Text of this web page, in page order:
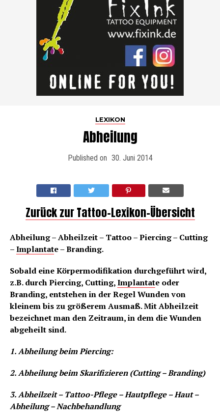
LEXIKON
Abheilung
Published on 30. Juni 2014
Zurück zur Tattoo-Lexikon-Übersicht
Abheilung – Abheilzeit – Tattoo – Piercing – Cutting
–Implantate – Branding.
Sobald eine Körpermodifikation durchgeführt wird,
z.B. durch Piercing, Cutting,Implantate oder
Branding, entstehen in der Regel Wunden von
kleinem bis zu größerem Ausmaß. Mit Abheilzeit
bezeichnet man den Zeitraum, in dem die Wunden
abgeheilt sind.
1. Abheilung beim Piercing:
2. Abheilung beim Skarifizieren (Cutting – Branding)
3. Abheilzeit – Tattoo-Pflege – Hautpflege – Haut –
Abheilung – Nachbehandlung